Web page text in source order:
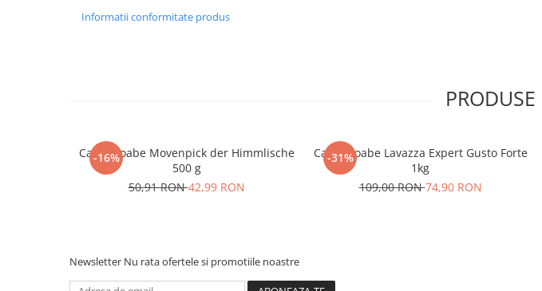
Informatii conformitate produs
-16%
Cafea boabe Movenpick der Himmlische
500 g
50,91 RON42,99 RON
-31%
Cafea boabe Lavazza Expert Gusto Forte
1kg
109,00 RON74,90 RON
Newsletter Nu rata ofertele si promotiile noastre